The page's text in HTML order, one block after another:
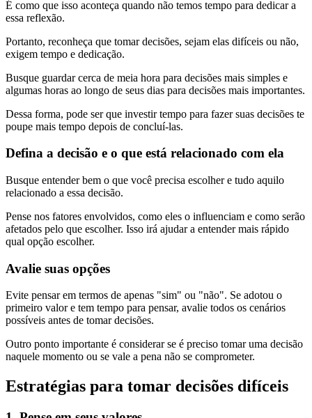
É como que isso aconteça quando não temos tempo para dedicar a
essa reflexão.
Portanto, reconheça que tomar decisões, sejam elas difíceis ou não,
exigem tempo e dedicação.
Busque guardar cerca de meia hora para decisões mais simples e
algumas horas ao longo de seus dias para decisões mais importantes.
Dessa forma, pode ser que investir tempo para fazer suas decisões te
poupe mais tempo depois de concluí-las.
Defina a decisão e o que está relacionado com ela
Busque entender bem o que você precisa escolher e tudo aquilo
relacionado a essa decisão.
Pense nos fatores envolvidos, como eles o influenciam e como serão
afetados pelo que escolher. Isso irá ajudar a entender mais rápido
qual opção escolher.
Avalie suas opções
Evite pensar em termos de apenas "sim" ou "não". Se adotou o
primeiro valor e tem tempo para pensar, avalie todos os cenários
possíveis antes de tomar decisões.
Outro ponto importante é considerar se é preciso tomar uma decisão
naquele momento ou se vale a pena não se comprometer.
Estratégias para tomar decisões difíceis